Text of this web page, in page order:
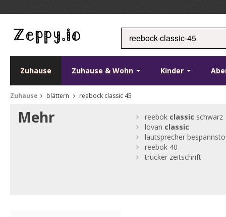
Zuhause Zuhause & Wohn Kinder
Zuhause blättern reebock classic 45
Mehr reebok classic schwarz
lovan classic
lautsprecher
reebok 40
trucker zeitschrift